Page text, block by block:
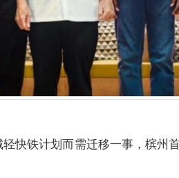
快铁计划而需迁移一事，槟州